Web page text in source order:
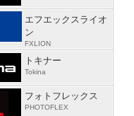
エフエックスライオ
ン
FXLION
トキナー
Tokina
フォトフレックス
PHOTOFLEX